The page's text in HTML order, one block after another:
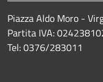
Piazza Aldo Moro -
Partita IVA:
Tel: 0376/283011